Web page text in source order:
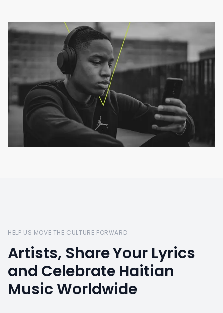
HELP US MOVE THE CULTURE FORWARD
Artists, Share Your Lyrics
and Celebrate Haitian
Music Worldwide